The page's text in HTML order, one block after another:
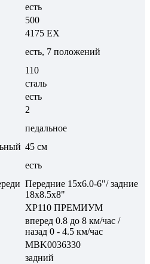
есть
500
4175 EX
есть, 7 положений
110
сталь
есть
2
педальное
45 см
есть
Передние 15х6.0-6"/ задние
18х8.5х8"
XP110 ПРЕМИУМ
вперед 0.8 до 8 км/час /
назад 0 - 4.5 км/час
MBK0036330
задний